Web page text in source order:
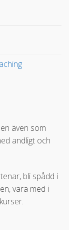
även som
andligt och
bli spådd i
vara med i